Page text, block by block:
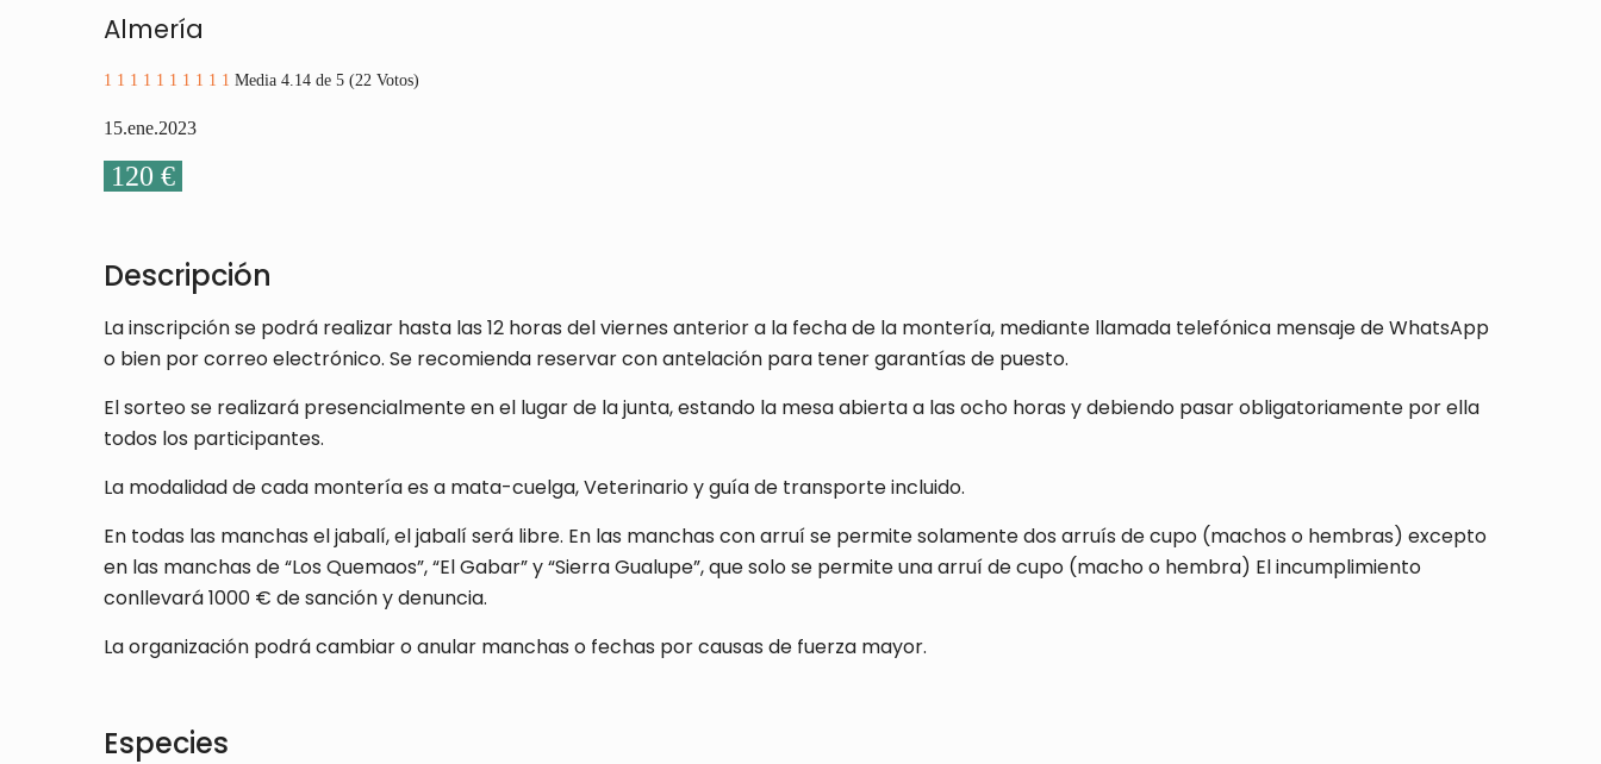
Almería
1 1 1 1 1 1 1 1 1 1 Media 4.14 de 5 (22 Votos)
15.ene.2023
120 €
Descripción
La inscripción se podrá realizar hasta las 12 horas del viernes anterior a la fecha de la montería, mediante llamada telefónica mensaje de WhatsApp
o bien por correo electrónico. Se recomienda reservar con antelación para tener garantías de puesto.
El sorteo se realizará presencialmente en el lugar de la junta, estando la mesa abierta a las ocho horas y debiendo pasar obligatoriamente por ella
todos los participantes.
La modalidad de cada montería es a mata-cuelga, Veterinario y guía de transporte incluido.
En todas las manchas el jabalí, el jabalí será libre. En las manchas con arruí se permite solamente dos arruís de cupo (machos o hembras) excepto
en las manchas de “Los Quemaos”, “El Gabar” y “Sierra Gualupe”, que solo se permite una arruí de cupo (macho o hembra) El incumplimiento
conllevará 1000 € de sanción y denuncia.
La organización podrá cambiar o anular manchas o fechas por causas de fuerza mayor.
Especies